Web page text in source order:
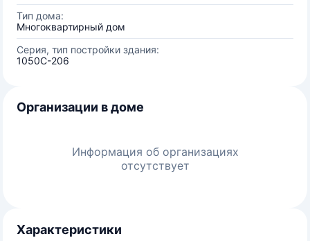
Тип дома:
Многоквартирный дом
Серия, тип постройки здания:
1050С-206
Организации в доме
Информация об организациях
отсутствует
Характеристики